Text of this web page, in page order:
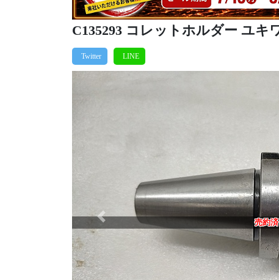
C135293 コレットホルダー ユキ
売約済
Previous